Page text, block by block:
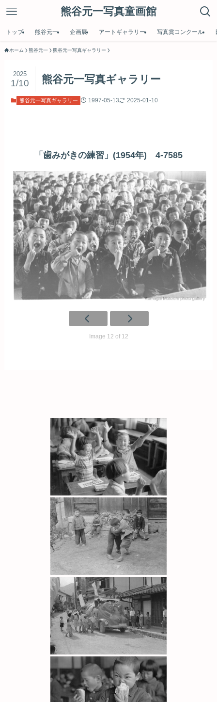
熊谷元一写真童画館
トップ 熊谷元一 企画展 アートギャラリー 写真賞コンクール
ホーム 熊谷元一 熊谷元一写真ギャラリー
熊谷元一写真ギャラリー
2025
1/10
熊谷元一写真ギャラリー 1997-05-13 2025-01-10
「歯みがきの練習」(1954年) 4-7585
Image 12 of 12